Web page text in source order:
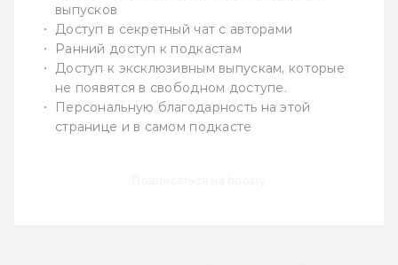
выпусков
Доступ в секретный чат с авторами
Ранний доступ к подкастам
Доступ к эксклюзивным выпускам, которые
не появятся в свободном доступе.
Персональную благодарность на этой
странице и в самом подкасте